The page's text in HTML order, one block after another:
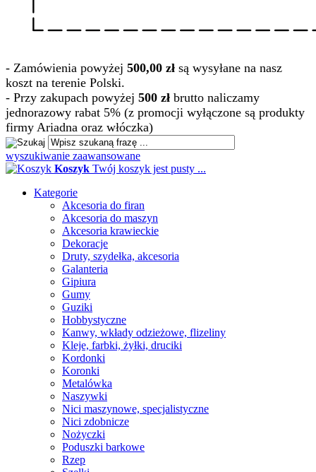
- Zamówienia powyżej 500,00 zł są wysyłane na nasz
koszt na terenie Polski.
- Przy zakupach powyżej 500 zł brutto naliczamy
jednorazowy rabat 5% (z promocji wyłączone są produkty
firmy Ariadna oraz włóczka)
wyszukiwanie zaawansowane
Koszyk Twój koszyk jest pusty ...
Kategorie
Akcesoria do firan
Akcesoria do maszyn
Akcesoria krawieckie
Dekoracje
Druty, szydełka, akcesoria
Galanteria
Gipiura
Gumy
Guziki
Hobbystyczne
Kanwy, wkłady odzieżowe, flizeliny
Kleje, farbki, żyłki, druciki
Kordonki
Koronki
Metalówka
Naszywki
Nici maszynowe, specjalistyczne
Nici zdobnicze
Nożyczki
Poduszki barkowe
Rzep